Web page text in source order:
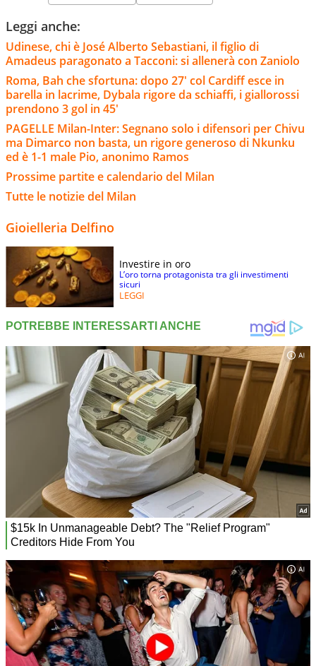
Leggi anche:
Udinese, chi è José Alberto Sebastiani, il figlio di
Amadeus paragonato a Tacconi: si allenerà con Zaniolo
Roma, Bah che sfortuna: dopo 27' col Cardiff esce in
barella in lacrime, Dybala rigore da schiaffi, i giallorossi
prendono 3 gol in 45'
PAGELLE Milan-Inter: Segnano solo i difensori per Chivu
ma Dimarco non basta, un rigore generoso di Nkunku
ed è 1-1 male Pio, anonimo Ramos
Prossime partite e calendario del Milan
Tutte le notizie del Milan
Gioielleria Delfino
Investire in oro
L’oro torna protagonista tra gli investimenti
sicuri
LEGGI